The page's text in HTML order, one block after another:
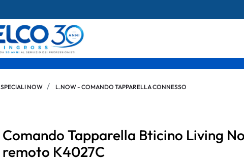
SPECIALI NOW L.NOW - COMANDO TAPPARELLA CONNESSO
Comando Tapparella Bticino Living
remoto K4027C